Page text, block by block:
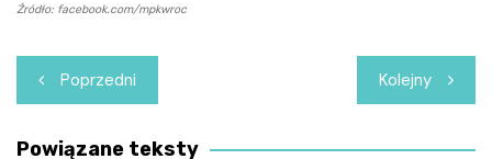
Źródło: facebook.com/mpkwroc
Nawigacja
wpisu
Poprzedni Kolejny
Powiązane teksty